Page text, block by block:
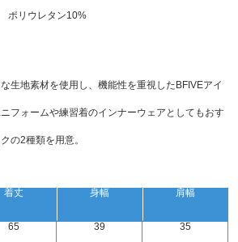
ポリウレタン10%
生地素材を使用し、機能性を重視したBFIVEアイ
フォームや練習着のインナーウェアとしてもおす
の2種類を用意。
着丈
65
身幅
39
肩幅
35